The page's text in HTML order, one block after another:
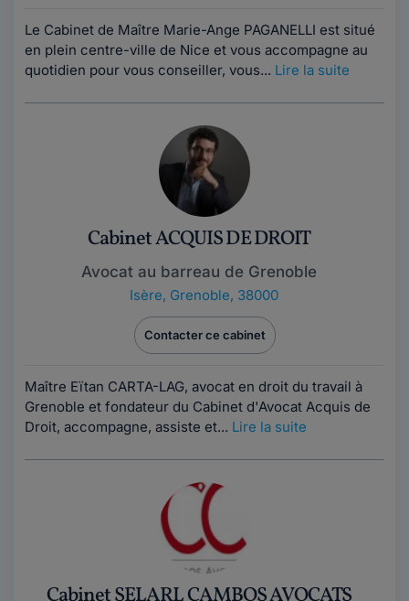
Le Cabinet de Maître Marie-Ange PAGANELLI est situé
en plein centre-ville de Nice et vous accompagne au
quotidien pour vous conseiller, vous... Lire la suite
Cabinet ACQUIS DE DROIT
Avocat au barreau de Grenoble
Isère, Grenoble, 38000
Contacter ce cabinet
Maître Eïtan CARTA-LAG, avocat en droit du travail à
Grenoble et fondateur du Cabinet d'Avocat Acquis de
Droit, accompagne, assiste et... Lire la suite